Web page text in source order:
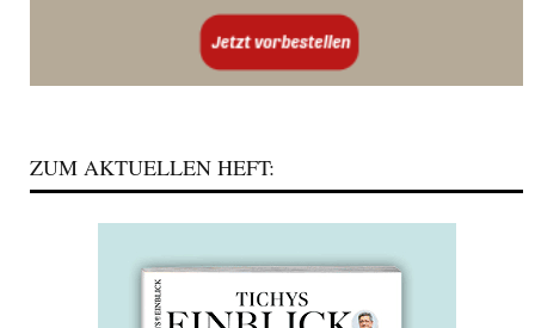
ZUM AKTUELLEN HEFT: